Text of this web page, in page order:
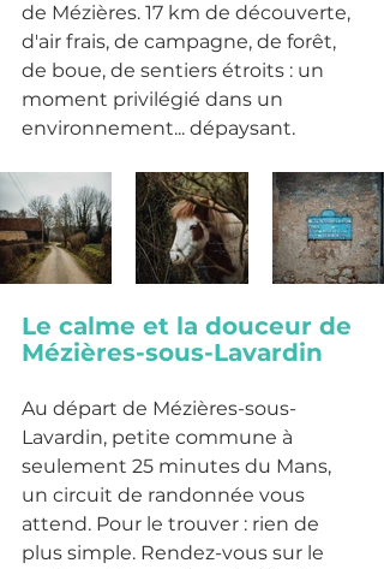
de Mézières. 17 km de découverte,
d'air frais, de campagne, de forêt,
de boue, de sentiers étroits : un
moment privilégié dans un
environnement... dépaysant.
Le calme et la douceur de
Mézières-sous-Lavardin
Au départ de Mézières-sous-
Lavardin, petite commune à
seulement 25 minutes du Mans,
un circuit de randonnée vous
attend. Pour le trouver : rien de
plus simple. Rendez-vous sur le